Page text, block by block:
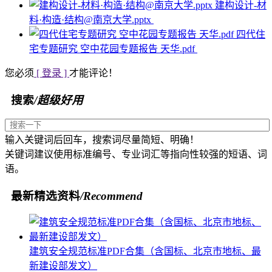
建构设计-材
料·构造·结构@南京大学.pptx
四代住
宅专题研究 空中花园专题报告 天华.pdf
您必须 [ 登录 ] 才能评论！
搜索/超级好用
输入关键词后回车，搜索词尽量简短、明确！
关键词建议使用标准编号、专业词汇等指向性较强的短语、词
语。
最新精选资料/Recommend
建筑安全规范标准PDF合集（含国标、北京市地标、最
新建设部发文）